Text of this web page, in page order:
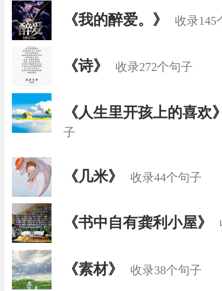
《我的醉爱。》 收录145
《诗》 收录272个句子
《人生里开孩上的喜欢
子
《几米》 收录44个句子
《书中自有龚利小屋》
《素材》 收录38个句子